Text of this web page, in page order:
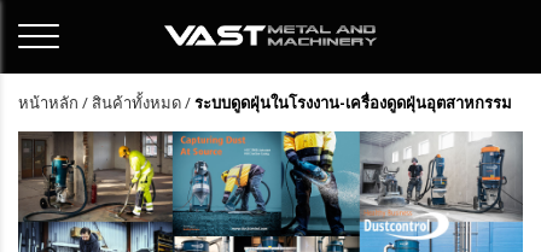
หน้าหลัก / สินค้าทั้งหมด/ระบบดูดฝุ่นในโรงงาน-เครื่องดูดฝุ่นอุตสาหกรรม